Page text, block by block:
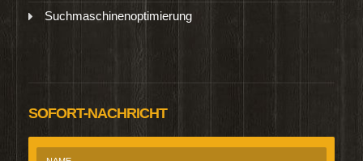
Suchmaschinenoptimierung
SOFORT-NACHRICHT